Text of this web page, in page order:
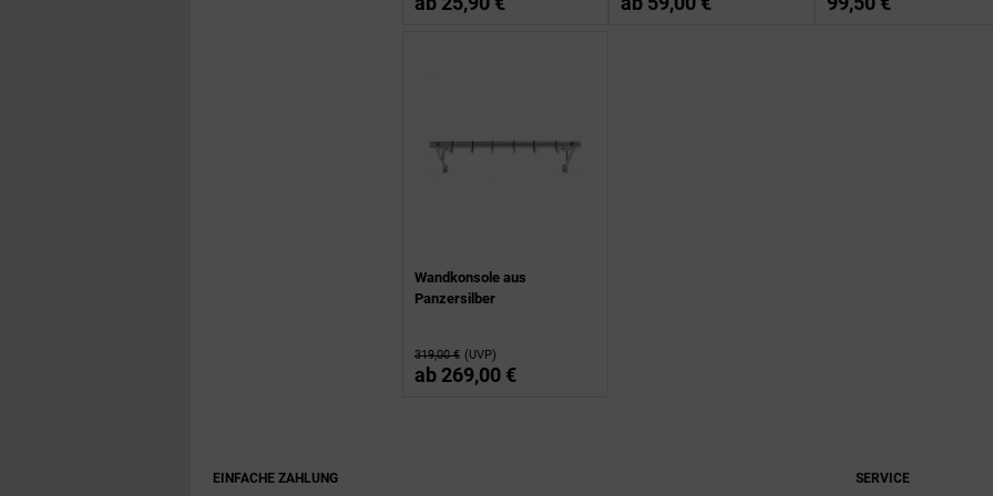
Wandkonsole aus
Panzersilber
319,00 € (UVP)
ab 269,00 €
EINFACHE ZAHLUNG
SERVICE